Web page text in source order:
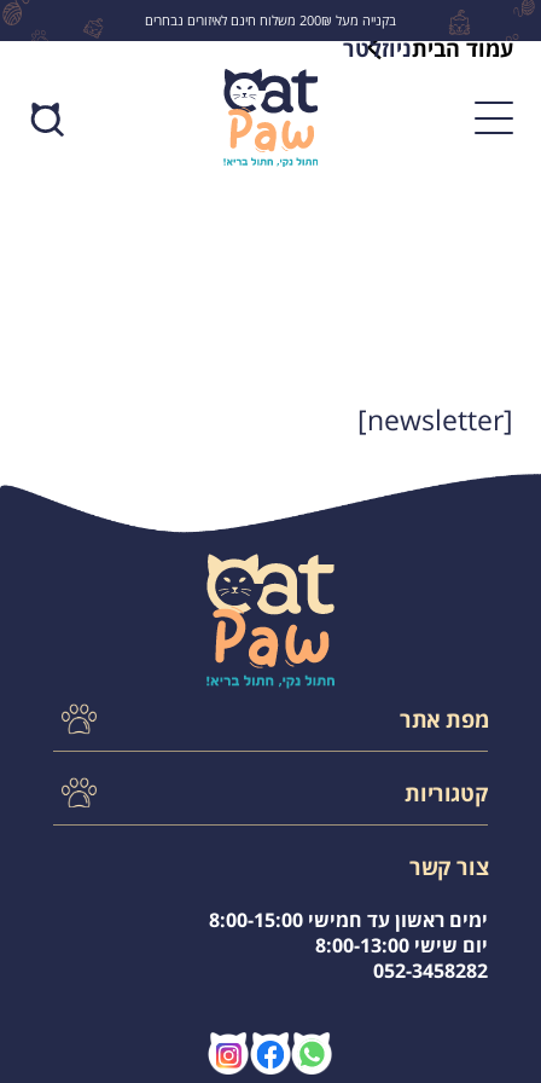
בקנייה מעל 200₪ משלוח חינם לאיזורים נבחרים
לחפש
עמוד הביתניוזלטר
[newsletter]
מפת אתר
תקנון אתר
צור קשר
משלוחים
שאלות תשובות
מועדפים
קטגוריות
אקססוריס לחתול
חול לחתולים
צור קשר
ימים ראשון עד חמישי 8:00-15:00
יום שישי 8:00-13:00
052-3458282